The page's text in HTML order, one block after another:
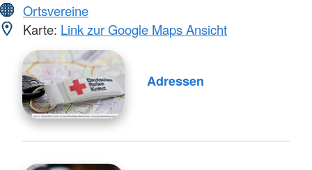
Ortsvereine
Karte: Link zur Google Maps Ansicht
Adressen